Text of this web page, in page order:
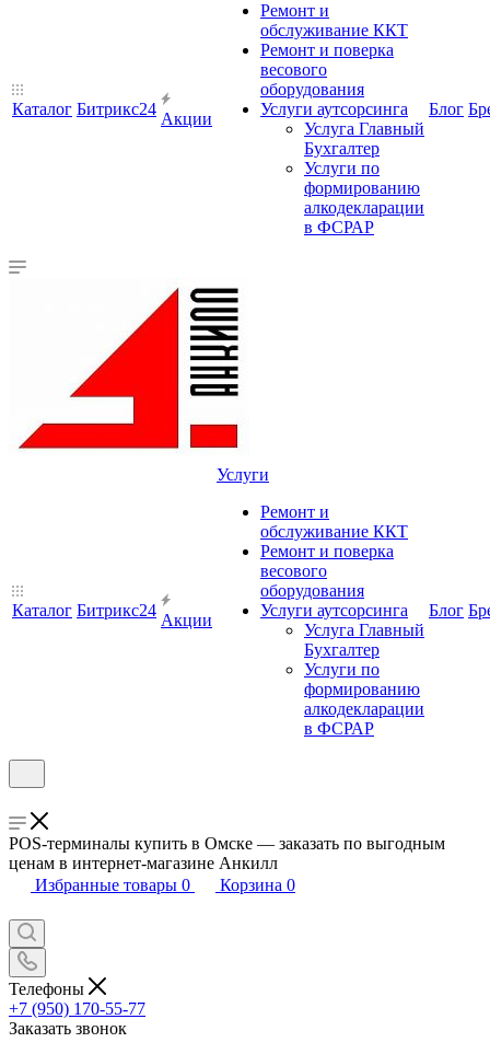
Каталог Битрикс24
Акции
Ремонт и
обслуживание ККТ
Ремонт и поверка
весового
оборудования
Услуги аутсорсинга
Услуга Главный
Бухгалтер
Услуги по
формированию
алкодекларации
в ФСРАР
Блог
Каталог Битрикс24
Акции
Услуги
Ремонт и
обслуживание ККТ
Ремонт и поверка
весового
оборудования
Услуги аутсорсинга
Услуга Главный
Бухгалтер
Услуги по
формированию
алкодекларации
в ФСРАР
Блог
POS-терминалы купить в Омске — заказать по выгодным
ценам в интернет-магазине Анкилл
Избранные товары 0 Корзина 0
Телефоны
+7 (950) 170-55-77
Заказать звонок